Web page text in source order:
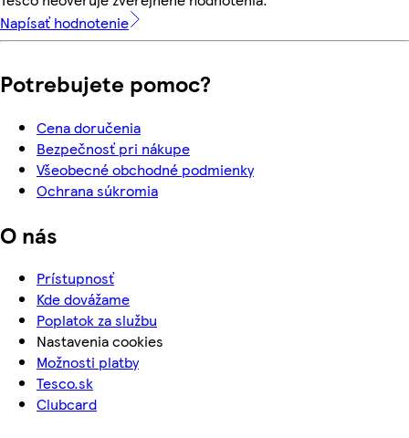
Napísať hodnotenie
Potrebujete pomoc?
Cena doručenia
Bezpečnosť pri nákupe
Všeobecné obchodné podmienky
Ochrana súkromia
O nás
Prístupnosť
Kde dovážame
Poplatok za službu
Nastavenia cookies
Možnosti platby
Tesco.sk
Clubcard